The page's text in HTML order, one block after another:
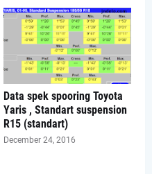
Data spek spooring Toyota
Yaris , Standart suspension
R15 (standart)
December 24, 2016